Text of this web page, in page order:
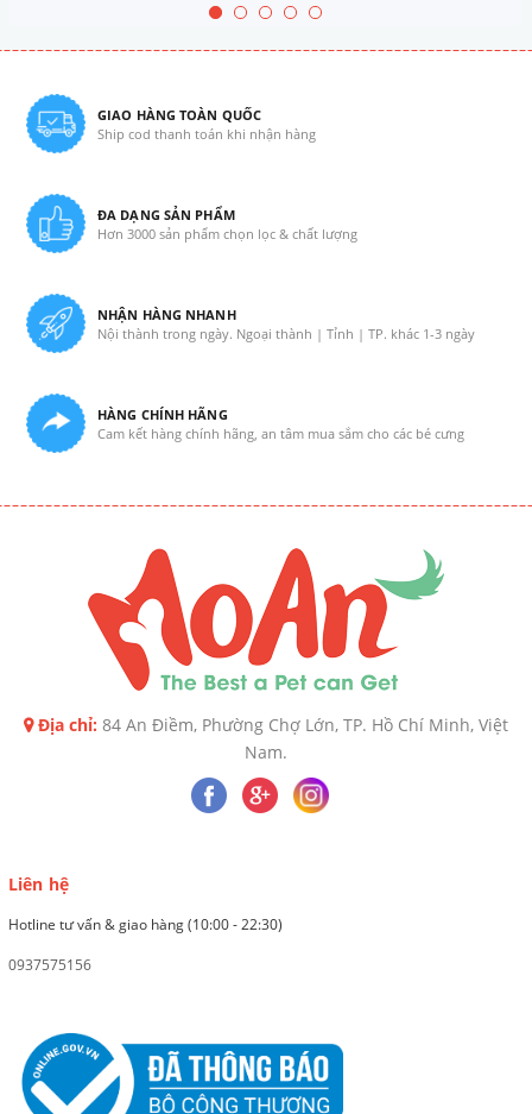
GIAO HÀNG TOÀN QUỐC
Ship cod thanh toán khi nhận hàng
ĐA DẠNG SẢN PHẨM
Hơn 3000 sản phẩm chọn lọc & chất lượng
NHẬN HÀNG NHANH
Nội thành trong ngày. Ngoại thành | Tỉnh | TP. khác 1-3 ngày
HÀNG CHÍNH HÃNG
Cam kết hàng chính hãng, an tâm mua sắm cho các bé cưng
Địa chỉ: 84 An Điềm, Phường Chợ Lớn, TP. Hồ Chí Minh, Việt
Nam.
Liên hệ
Hotline tư vấn & giao hàng (10:00 - 22:30)
0937575156